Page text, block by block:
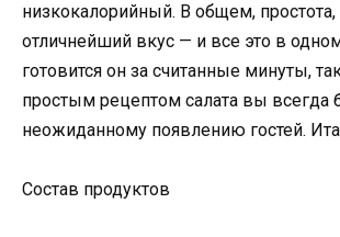
низкокалорийный. В общем, простота,
отличнейший вкус — и все это в
готовится он за считанные минуты,
простым рецептом салата вы всегда
неожиданному появлению гостей.
Состав продуктов